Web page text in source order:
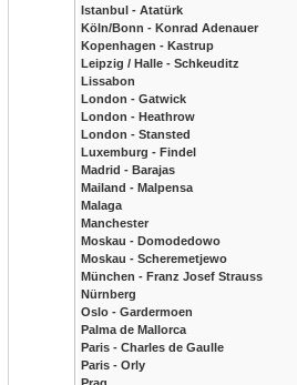
Istanbul - Atatürk
Köln/Bonn - Konrad Adenauer
Kopenhagen - Kastrup
Leipzig / Halle - Schkeuditz
Lissabon
London - Gatwick
London - Heathrow
London - Stansted
Luxemburg - Findel
Madrid - Barajas
Mailand - Malpensa
Malaga
Manchester
Moskau - Domodedowo
Moskau - Scheremetjewo
München - Franz Josef Strauss
Nürnberg
Oslo - Gardermoen
Palma de Mallorca
Paris - Charles de Gaulle
Paris - Orly